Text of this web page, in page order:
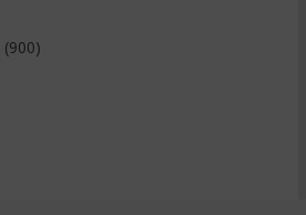
(900)